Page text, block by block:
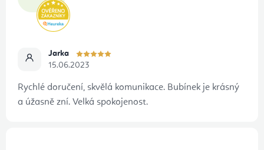
Jarka
15.06.2023
Rychlé doručení, skvělá komunikace. Bubínek je krásný
a úžasně zní. Velká spokojenost.